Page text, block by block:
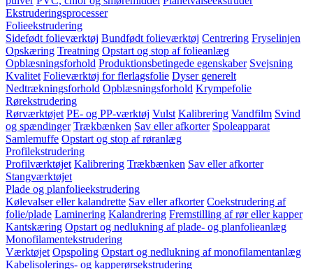
Ekstruderingsprocesser
Folieekstrudering
Sidefødt folieværktøj Bundfødt folieværktøj Centrering Fryselinjen
Opskæring Treatning Opstart og stop af folieanlæg
Opblæsningsforhold Produktionsbetingede egenskaber Svejsning
Kvalitet Folieværktøj for flerlagsfolie Dyser generelt
Nedtrækningsforhold Opblæsningsforhold Krympefolie
Rørekstrudering
Rørværktøjet PE- og PP-værktøj Vulst Kalibrering Vandfilm Svind
og spændinger Trækbænken Sav eller afkorter Spoleapparat
Samlemuffe Opstart og stop af røranlæg
Profilekstrudering
Profilværktøjet Kalibrering Trækbænken Sav eller afkorter
Stangværktøjet
Plade og planfolieekstrudering
Kølevalser eller kalandrette Sav eller afkorter Coekstrudering af
folie/plade Laminering Kalandrering Fremstilling af rør eller kapper
Kantskæring Opstart og nedlukning af plade- og planfolieanlæg
Monofilamentekstrudering
Værktøjet Opspoling Opstart og nedlukning af monofilamentanlæg
Kabelisolerings- og kapperørsekstrudering